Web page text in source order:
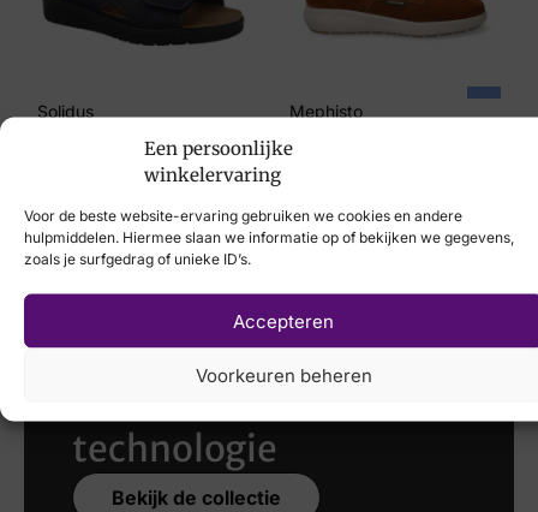
Een persoonlijke
winkelervaring
Voor de beste website-ervaring gebruiken we cookies en andere
hulpmiddelen. Hiermee slaan we informatie op of bekijken we gegevens,
zoals je surfgedrag of unieke ID’s.
Accepteren
Voorkeuren beheren
Artikelnummer
Solidus
Mephisto
€
Laat uw voeten
scannenmet de
technologie
Bekijk de collectie